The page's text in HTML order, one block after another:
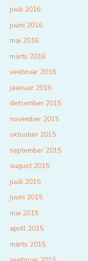
juuli 2016
juuni 2016
mai 2016
märts 2016
veebruar 2016
jaanuar 2016
detsember 2015
november 2015
oktoober 2015
september 2015
august 2015
juuli 2015
juuni 2015
mai 2015
aprill 2015
märts 2015